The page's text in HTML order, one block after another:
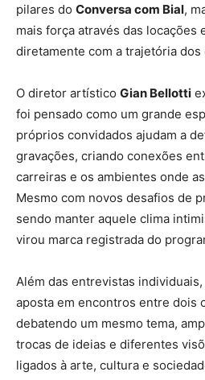
pilares do Conversa com Bial,
mais força através das locações
diretamente com a trajetória
O diretor artístico Gian Bellotti
foi pensado como um grande
próprios convidados ajudam a
gravações, criando conexões
carreiras e os ambientes onde
Mesmo com novos desafios de
sendo manter aquele clima
virou marca registrada do
Além das entrevistas
aposta em encontros entre dois
debatendo um mesmo tema,
trocas de ideias e diferentes
ligados à arte, cultura e